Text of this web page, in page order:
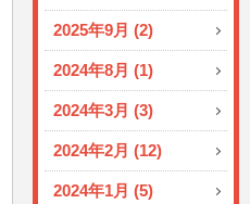
2025年9月 (2)
2024年8月 (1)
2024年3月 (3)
2024年2月 (12)
2024年1月 (5)